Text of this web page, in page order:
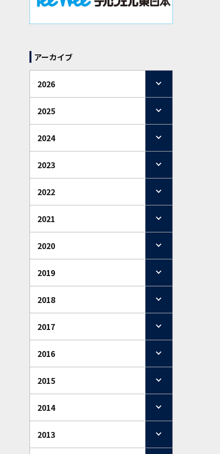
アーカイブ
2026
2025
2024
2023
2022
2021
2020
2019
2018
2017
2016
2015
2014
2013